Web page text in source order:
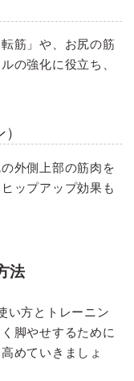
筋」や、お尻の筋
の強化に役立ち、
外側上部の筋肉を
ップアップ効果も
法
い方とトレーニン
脚やせするために
めていきましょ